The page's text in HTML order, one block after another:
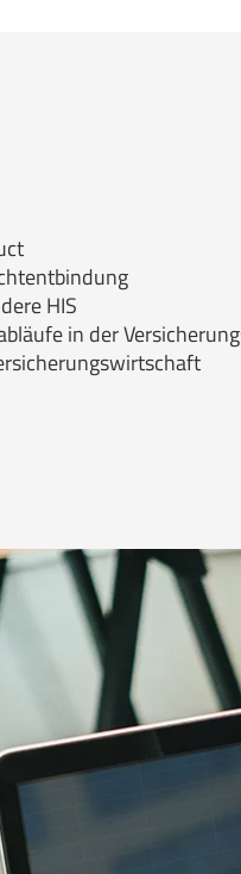
HIS
in der